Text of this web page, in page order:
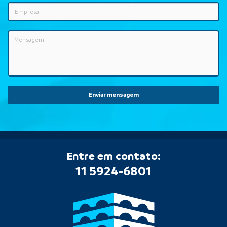
Enviar mensagem
Entre em contato:
11 5924-6801